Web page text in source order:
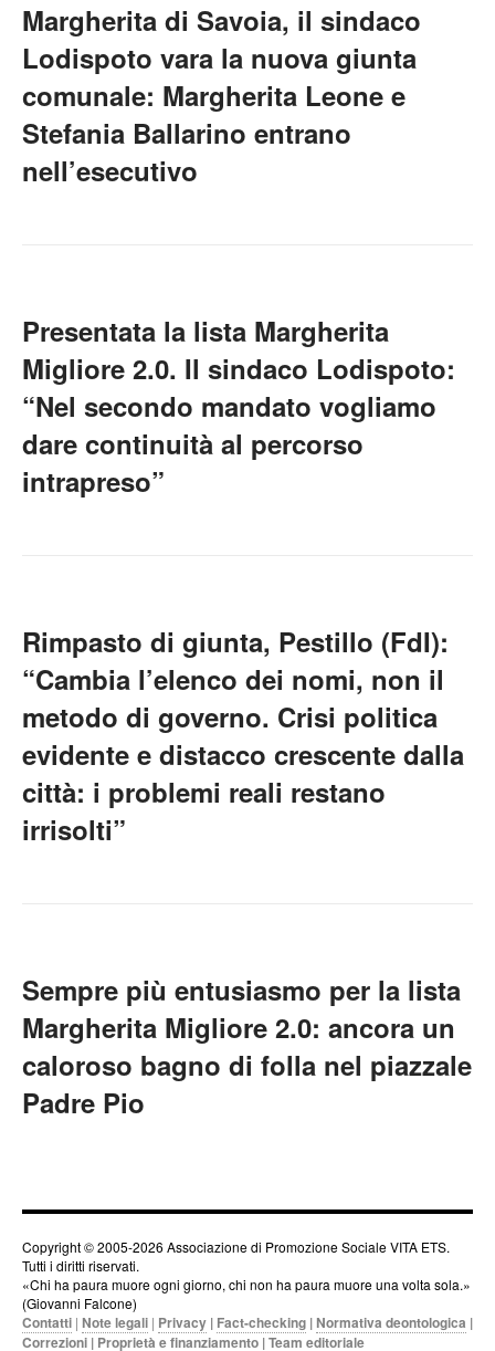
Margherita di Savoia, il sindaco
Lodispoto vara la nuova giunta
comunale: Margherita Leone e
Stefania Ballarino entrano
nell’esecutivo
Presentata la lista Margherita
Migliore 2.0. Il sindaco Lodispoto:
“Nel secondo mandato vogliamo
dare continuità al percorso
intrapreso”
Rimpasto di giunta, Pestillo (FdI):
“Cambia l’elenco dei nomi, non il
metodo di governo. Crisi politica
evidente e distacco crescente dalla
città: i problemi reali restano
irrisolti”
Sempre più entusiasmo per la lista
Margherita Migliore 2.0: ancora un
caloroso bagno di folla nel piazzale
Padre Pio
Copyright © 2005-2026 Associazione di Promozione Sociale VITA ETS.
Tutti i diritti riservati.
«Chi ha paura muore ogni giorno, chi non ha paura muore una volta sola.»
(Giovanni Falcone)
Contatti | Note legali | Privacy | Fact-checking | Normativa deontologica |
Correzioni | Proprietà e finanziamento |Team editoriale